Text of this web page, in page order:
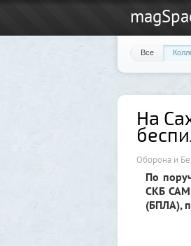
Все
На
Оборона и
По
СКБ
(БПЛА),